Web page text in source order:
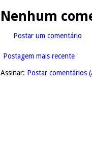
Nenhum
Postar um comentário
Postagem mais recente
Assinar: Postar comentários